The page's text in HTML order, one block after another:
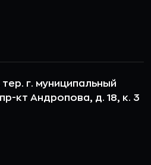
г. муниципальный
кт Андропова, д. 18, к. 3